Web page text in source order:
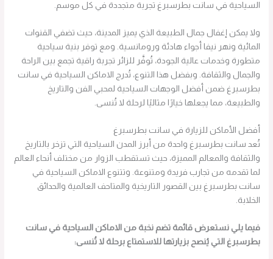
السياحية في سانت بطرسبرغ تجربة متجددة في كل موسم.
ولا يمكن إغفال جمال الطبيعة الذي يميز المدينة، حيث تضفي القنوات
المائية ونهر نيفا أجواء هادئة ورومانسية. ومع توفر بنية سياحية
متطورة وخدمات عالية الجودة، تُوفَّر للزائر تجربة راقية تجمع بين الراحة
والجمال والثقافة. وبفضل هذا التنوع، تُدرج الاماكن السياحية في سانت
بطرسبرغ ضمن أفضل الوجهات السياحية لمحبي الفن والتاريخ
والطبيعة، مما يجعلها خيارًا مثاليًا لرحلة لا تُنسى.
أفضل الأماكن للزيارة في سانت بطرسبرغ
تُعد سانت بطرسبرغ واحدة من أبرز المدن السياحية التي تزخر بالتاريخ
والثقافة والمعالم المميزة، حيث تستقطب الزوار من مختلف أنحاء العالم
لما تقدمه من تجارب فريدة ومتنوعة. وتتنوع الاماكن السياحية في
سانت بطرسبرغ بين القصور التاريخية والمتاحف العالمية والحدائق
الخلابة.
فيما يلي نستعرض قائمة تضم نخبة من الاماكن السياحية في سانت
بطرسبرغ التي يُنصح بزيارتها للاستمتاع برحلة لا تُنسى: